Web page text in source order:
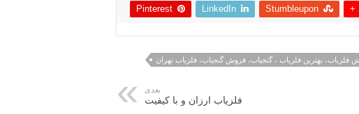
+
Stumbleupon
LinkedIn
Pinterest
بهترین فلزیاب ، گنجیاب، فروش گنجیاب، فلزیاب تهران
بعدی
فلزیاب ارزان و با کیفیت